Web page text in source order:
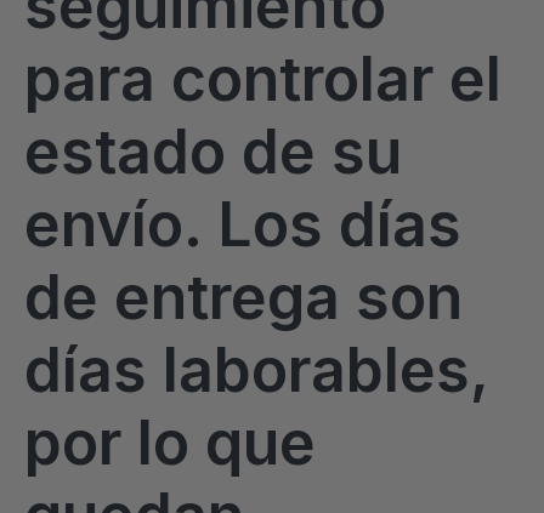
para controlar el
estado de su
envío. Los días
de entrega son
días laborables,
por lo que